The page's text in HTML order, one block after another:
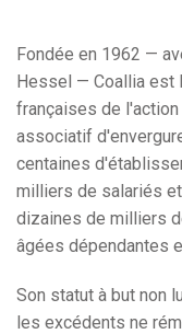
Fondée en 1962 —
Hessel — Coallia est
françaises de
associatif
centaines
milliers de salariés
dizaines de milliers
âgées dépendantes
Son statut à but non
les excédents ne